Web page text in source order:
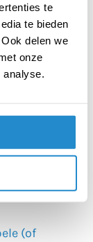
te
te bieden
delen we
onze
moeten
(of